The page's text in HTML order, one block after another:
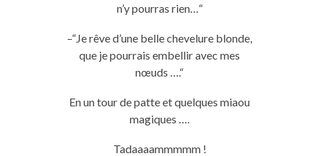
n’y pourras rien…“
–“Je rêve d’une belle chevelure blonde,
que je pourrais embellir avec mes
nœuds ….“
En un tour de patte et quelques miaou
magiques ….
Tadaaaammmmm!